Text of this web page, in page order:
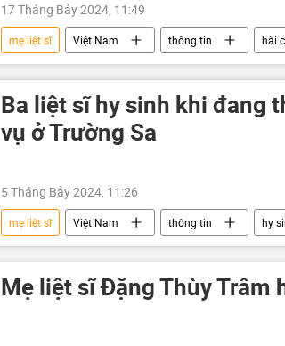
17 Tháng Bảy 2024, 11:49
mẹ liệt sĩ Việt Nam thông tin hài
thương binh liệt sĩ
chiến tranh Việt Nam
Ba liệt sĩ hy sinh khi đang
vụ ở Trường Sa
5 Tháng Bảy 2024, 11:26
mẹ liệt sĩ Việt Nam thông tin hy
Trường Sa
Bộ Quốc phòng Việt Nam
Mẹ liệt sĩ Đặng Thùy Trâm